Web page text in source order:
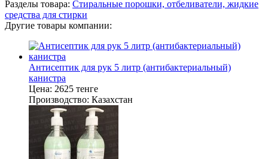
Разделы товара: Стиральные порошки, отбеливатели, жидкие
средства для стирки
Другие товары компании:
Антисептик для рук 5 литр (антибактериальный)
канистра
Цена: 2625 тенге
Производство: Казахстан